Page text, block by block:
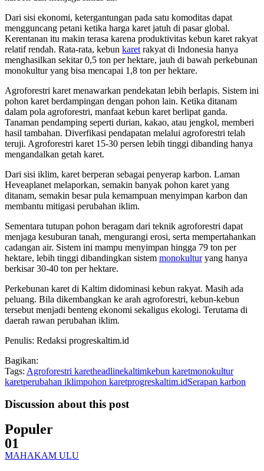
Dari sisi ekonomi, ketergantungan pada satu komoditas dapat
mengguncang petani ketika harga karet jatuh di pasar global.
Kerentanan itu makin terasa karena produktivitas kebun karet rakyat
relatif rendah. Rata-rata, kebun karet rakyat di Indonesia hanya
menghasilkan sekitar 0,5 ton per hektare, jauh di bawah perkebunan
monokultur yang bisa mencapai 1,8 ton per hektare.
Agroforestri karet menawarkan pendekatan lebih berlapis. Sistem ini
pohon karet berdampingan dengan pohon lain. Ketika ditanam
dalam pola agroforestri, manfaat kebun karet berlipat ganda.
Tanaman pendamping seperti durian, kakao, atau jengkol, memberi
hasil tambahan. Diverfikasi pendapatan melalui agroforestri telah
teruji. Agroforestri karet 15-30 persen lebih tinggi dibanding hanya
mengandalkan getah karet.
Dari sisi iklim, karet berperan sebagai penyerap karbon. Laman
Heveaplanet melaporkan, semakin banyak pohon karet yang
ditanam, semakin besar pula kemampuan menyimpan karbon dan
membantu mitigasi perubahan iklim.
Sementara tutupan pohon beragam dari teknik agroforestri dapat
menjaga kesuburan tanah, mengurangi erosi, serta mempertahankan
cadangan air. Sistem ini mampu menyimpan hingga 79 ton per
hektare, lebih tinggi dibandingkan sistem monokulturyang hanya
berkisar 30-40 ton per hektare.
Perkebunan karet di Kaltim didominasi kebun rakyat. Masih ada
peluang. Bila dikembangkan ke arah agroforestri, kebun-kebun
tersebut menjadi benteng ekonomi sekaligus ekologi. Terutama di
daerah rawan perubahan iklim.
Penulis: Redaksi progreskaltim.id
Bagikan:
Tags: Agroforestri karetheadlinekaltimkebun karetmonokultur
karetperubahan iklimpohon karetprogreskaltim.idSerapan karbon
Discussion about this post
Populer
01
MAHAKAM ULU